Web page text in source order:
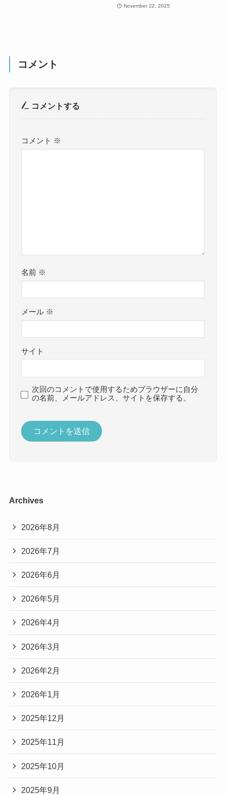
November 22, 2025
コメント
コメントする
コメント ※
名前 ※
メール ※
サイト
次回のコメントで使用するためブラウザーに自分
の名前、メールアドレス、サイトを保存する。
Archives
2026年8月
2026年7月
2026年6月
2026年5月
2026年4月
2026年3月
2026年2月
2026年1月
2025年12月
2025年11月
2025年10月
2025年9月